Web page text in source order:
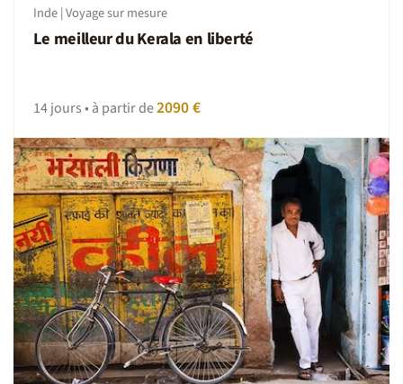
Inde | Voyage sur mesure
Le meilleur du Kerala en liberté
14 jours • à partir de2090 €